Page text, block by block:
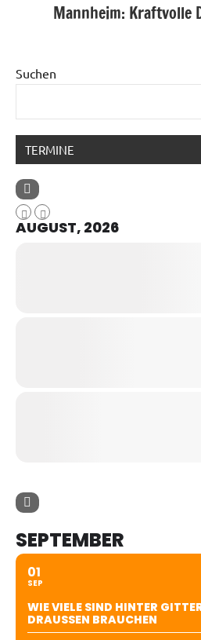
Mannheim: Kraftvolle
Suchen
TERMINE
AUGUST, 2026
SEPTEMBER
01
SEP
WIE VIELE SIND HINTER
DRAUSSEN BRAUCHEN